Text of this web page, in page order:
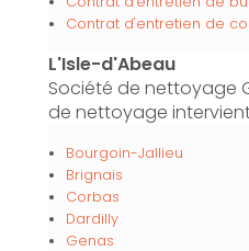
Contrat d'entretien de
L'Isle-d'Abeau
Société de nettoyage
de nettoyage
Bourgoin-Jallieu
Brignais
Corbas
Dardilly
Genas